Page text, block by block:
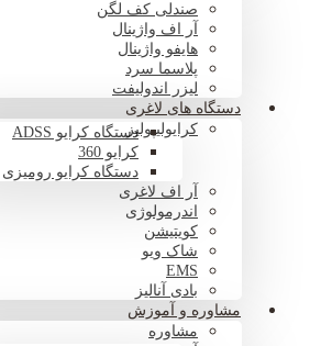
صندلی کف لگن
آر اف واژینال
هایفو واژینال
پلاسما سرد
لیزر اندولیفت
دستگاه های لاغری
کرایولیپولیزدستگاه کرایو ADSS
کرایو 360
دستگاه کرایو رومیزی
آر اف لاغری
اندرمولوژی
کویتیشن
شاک ویو
EMS
بادی آنالیز
مشاوره و آموزش
مشاوره